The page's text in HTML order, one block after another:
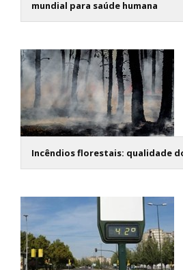
mundial para saúde humana
Incêndios florestais: qualidade